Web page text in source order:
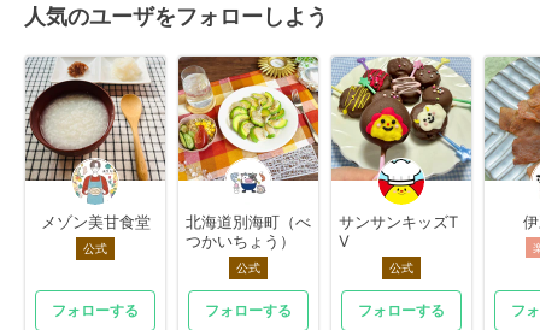
人気のユーザをフォローしよう
メゾン美甘食堂
公式
フォローする
北海道別海町（べ
つかいちょう）
公式
フォローする
サンサンキッズT
V
公式
フォローする フ